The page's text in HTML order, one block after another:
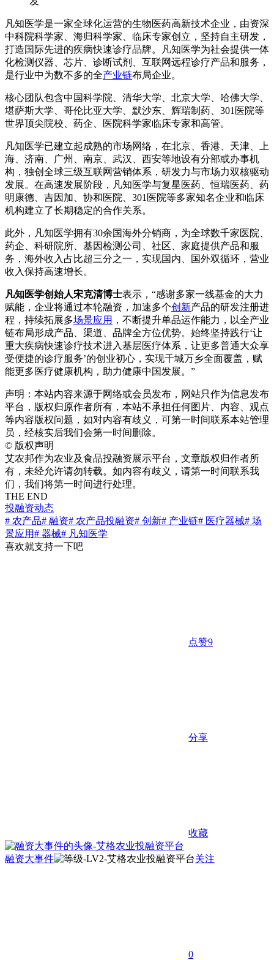
凡知医学是一家全球化运营的生物医药高新技术企业，由资深
中科院科学家、海归科学家、临床专家创立，坚持自主研发，
打造国际先进的疾病快速诊疗品牌。凡知医学为社会提供一体
化检测仪器、芯片、诊断试剂、互联网远程诊疗产品和服务，
是行业中为数不多的全产业链布局企业。
核心团队包含中国科学院、清华大学、北京大学、哈佛大学、
堪萨斯大学、哥伦比亚大学、默沙东、辉瑞制药、301医院等
世界顶尖院校、药企、医院科学家临床专家和高管。
凡知医学已建立起成熟的市场网络，在北京、香港、天津、上
海、济南、广州、南京、武汉、西安等地设有分部或办事机
构，独创全球三级互联网营销体系，研发力与市场力双核驱动
发展。在高速发展阶段，凡知医学与复星医药、恒瑞医药、药
明康德、吉因加、协和医院、301医院等多家知名企业和临床
机构建立了长期稳定的合作关系。
此外，凡知医学拥有30余国海外分销商，为全球数千家医院、
药企、科研院所、基因检测公司、社区、家庭提供产品和服
务，海外收入占比超三分之一，实现国内、国外双循环，营业
收入保持高速增长。
凡知医学创始人宋克清博士表示，“感谢多家一线基金的大力
赋能，企业将通过本轮融资，加速多个创新产品的研发注册进
程，持续拓展多场景应用 ，不断提升单品运作能力，以全产业
链布局形成产品、渠道、品牌全方位优势。始终坚持践行‘让
重大疾病快速诊疗技术进入基层医疗体系，让更多普通大众享
受便捷的诊疗服务’的创业初心，实现千城万乡全面覆盖，赋
能更多医疗健康机构，助力健康中国发展。”
声明：本站内容来源于网络或会员发布，网站只作为信息发布
平台，版权归原作者所有，本站不承担任何图片、内容、观点
等内容版权问题，如对内容有歧义，可第一时间联系本站管理
员，经核实后我们会第一时间删除。
© 版权声明
艾农邦作为农业及食品投融资展示平台，文章版权归作者所
有，未经允许请勿转载。如内容有歧义，请第一时间联系我
们，我们将第一时间进行处理。
THE END
投融资动态
# 农产品# 融资# 农产品投融资# 创新# 产业链# 医疗器械# 场
景应用# 器械# 凡知医学
喜欢就支持一下吧
点赞9
分享
收藏
融资大事件 关注
0